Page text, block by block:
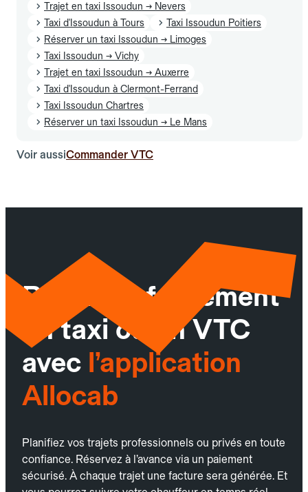
Trajet en taxi Issoudun → Nevers
Taxi d'Issoudun à Tours
Taxi Issoudun Poitiers
Réserver un taxi Issoudun → Limoges
Taxi Issoudun → Vichy
Trajet en taxi Issoudun → Auxerre
Taxi d'Issoudun à Clermont-Ferrand
Taxi Issoudun Chartres
Réserver un taxi Issoudun → Le Mans
Voir aussiCommander VTC
Réservez facilement
un taxi ou un VTC
avec l’application
Allocab
Planifiez vos trajets professionnels ou privés en toute
confiance. Réservez à l’avance via un paiement
sécurisé. À chaque trajet une facture sera générée. Et